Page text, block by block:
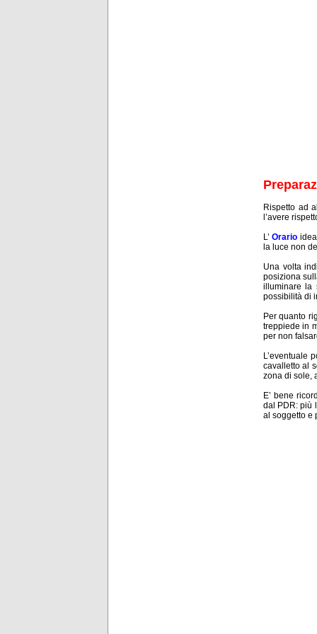
Rispetto ad
l’avere
L’Orario
la luce non
Una volta
posiziona
illuminare la
possibilità di
Per quanto
treppiede in
per non
L’eventuale
cavalletto al
zona di sole,
E’ bene
dal PDR: più
al soggetto e